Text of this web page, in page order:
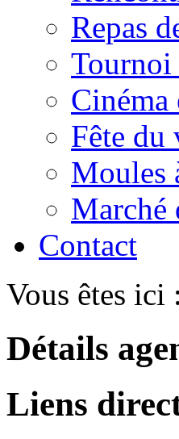
Repas
Fête du
Moules
Marché
Contact
Vous êtes ici :
Détails
Liens